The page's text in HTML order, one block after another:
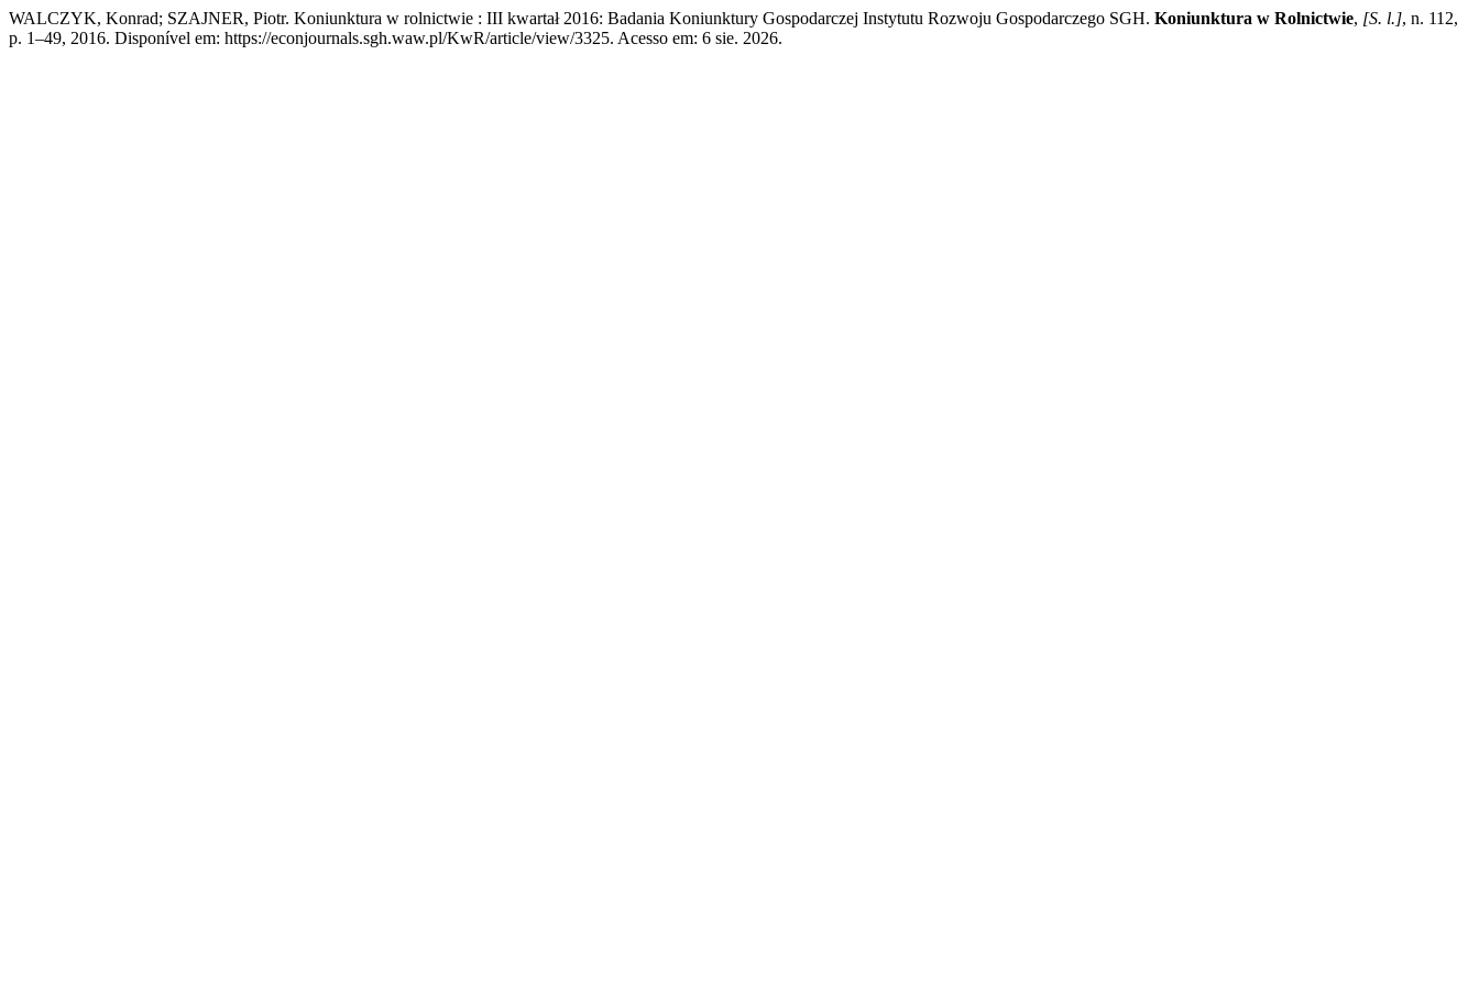
WALCZYK, Konrad; SZAJNER, Piotr. Koniunktura w rolnictwie : III kwartał 2016: Badania Koniunktury Gospodarczej Instytutu Rozwoju Gospodarczego SGH. Koniunktura w Rolnictwie, [S. l.], n. 112,
p. 1–49, 2016. Disponível em: https://econjournals.sgh.waw.pl/KwR/article/view/3325. Acesso em: 6 sie. 2026.